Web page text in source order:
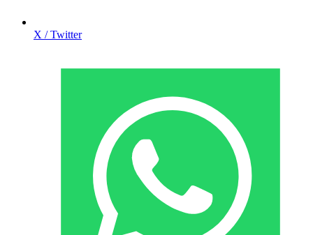
X / Twitter